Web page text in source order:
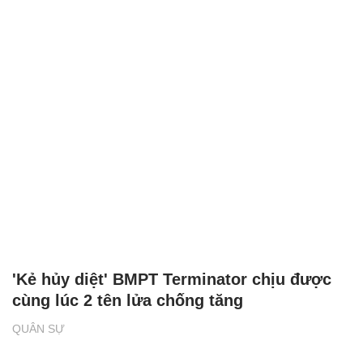
QUÂN SỰ
'Kẻ hủy diệt' BMPT Terminator chịu được
cùng lúc 2 tên lửa chống tăng